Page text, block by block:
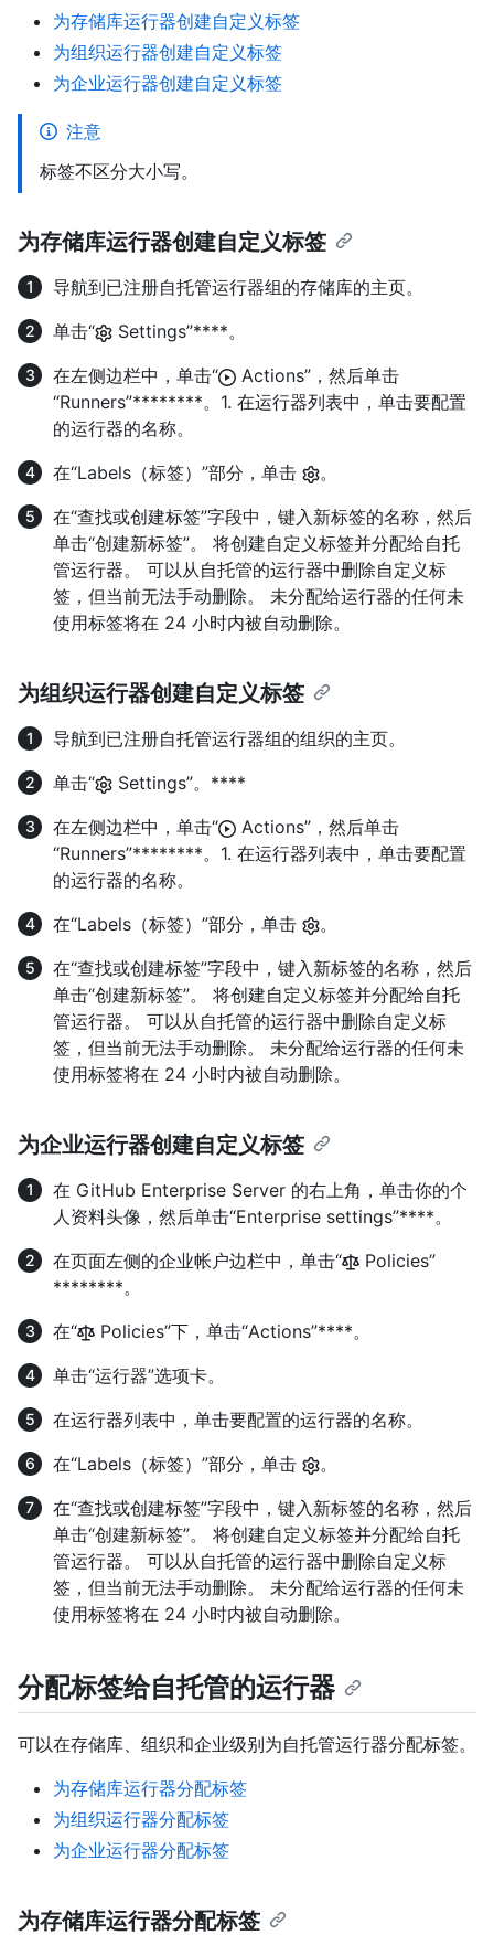
为存储库运行器创建自定义标签
为组织运行器创建自定义标签
为企业运行器创建自定义标签
注意
标签不区分大小写。
为存储库运行器创建自定义标签
导航到已注册自托管运行器组的存储库的主页。
单击“
Settings”****。
在左侧边栏中，单击“
Actions”，然后单击
“Runners”********。1. 在运行器列表中，单击要配置
的运行器的名称。
在“Labels（标签）”部分，单击
。
在“查找或创建标签”字段中，键入新标签的名称，然后
单击“创建新标签”。 将创建自定义标签并分配给自托
管运行器。 可以从自托管的运行器中删除自定义标
签，但当前无法手动删除。 未分配给运行器的任何未
使用标签将在 24 小时内被自动删除。
为组织运行器创建自定义标签
导航到已注册自托管运行器组的组织的主页。
单击“
Settings”。****
在左侧边栏中，单击“
Actions”，然后单击
“Runners”********。1. 在运行器列表中，单击要配置
的运行器的名称。
在“Labels（标签）”部分，单击
。
在“查找或创建标签”字段中，键入新标签的名称，然后
单击“创建新标签”。 将创建自定义标签并分配给自托
管运行器。 可以从自托管的运行器中删除自定义标
签，但当前无法手动删除。 未分配给运行器的任何未
使用标签将在 24 小时内被自动删除。
为企业运行器创建自定义标签
在 GitHub Enterprise Server 的右上角，单击你的个
人资料头像，然后单击“Enterprise settings”****。
在页面左侧的企业帐户边栏中，单击“
Policies”
********。
在“
Policies”下，单击“Actions”****。
单击“运行器”选项卡。
在运行器列表中，单击要配置的运行器的名称。
在“Labels（标签）”部分，单击
。
在“查找或创建标签”字段中，键入新标签的名称，然后
单击“创建新标签”。 将创建自定义标签并分配给自托
管运行器。 可以从自托管的运行器中删除自定义标
签，但当前无法手动删除。 未分配给运行器的任何未
使用标签将在 24 小时内被自动删除。
分配标签给自托管的运行器
可以在存储库、组织和企业级别为自托管运行器分配标签。
为存储库运行器分配标签
为组织运行器分配标签
为企业运行器分配标签
为存储库运行器分配标签